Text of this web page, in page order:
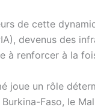
de cette
devenus des
à renforcer à la
joue un rôle
Burkina-Faso, le